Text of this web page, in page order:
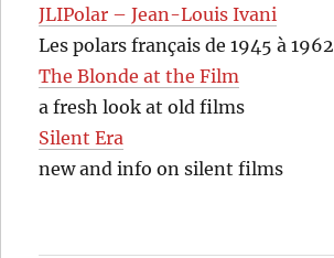
JLIPolar – Jean-Louis Ivani
Les polars français de 1945 à 1962
The Blonde at the Film
a fresh look at old films
Silent Era
new and info on silent films